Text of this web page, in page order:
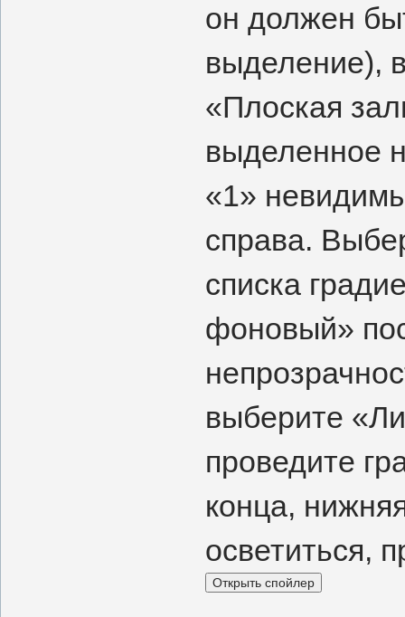
он должен
выделение),
«Плоская
выделенное
«1»
справа.
списка
фоновый»
выберите
проведите
конца,
осветиться,